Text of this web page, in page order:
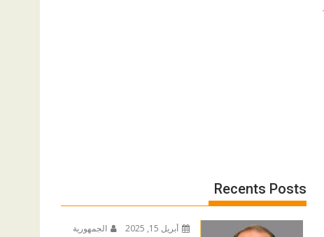
Recents Posts
أبريل 15, 2025
الجمهورية